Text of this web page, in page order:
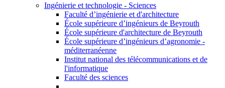
Ingénierie et technologie - Sciences
Faculté d’ingénierie et d'architecture
École supérieure d’ingénieurs de Beyrouth
École supérieure d'architecture de Beyrouth
École supérieure d’ingénieurs d’agronomie -
méditerranéenne
Institut national des télécommunications et de
l'informatique
Faculté des sciences